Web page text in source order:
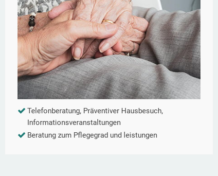
Telefonberatung, Präventiver Hausbesuch,
Informationsveranstaltungen
Beratung zum Pflegegrad und leistungen